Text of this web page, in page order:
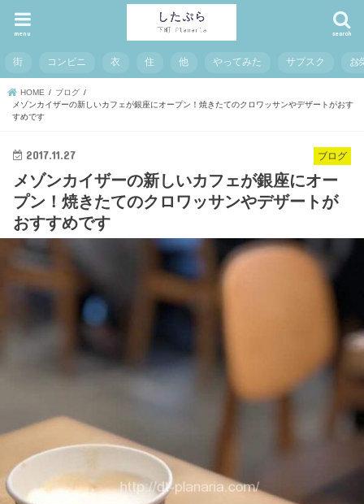
search
menu
街 コンビニ 衣 住 他 やってみた サブスク お
HOME
ブログ
メゾンカイザーの新しいカフェが銀座にオープン！焼きたてのクロワッサンやデザートがおす
すめです
ブログ
2017.11.27
メゾンカイザーの新しいカフェが銀座にオー
プン！焼きたてのクロワッサンやデザートが
おすすめです